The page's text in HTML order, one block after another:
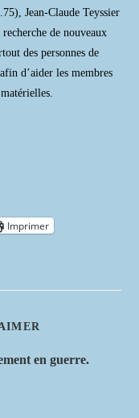
Jean-Claude Teyssier
de nouveaux
des personnes de
d’aider les membres
Imprimer
en guerre.